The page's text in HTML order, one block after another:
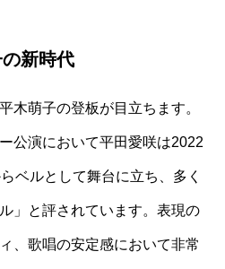
新時代
木萌子の登板が目立ちます。
公演において平田愛咲は2022
ベルとして舞台に立ち、多く
」と評されています。表現の
、歌唱の安定感において非常